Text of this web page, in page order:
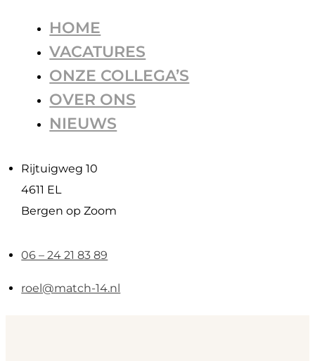
HOME
VACATURES
ONZE COLLEGA’S
OVER ONS
NIEUWS
Rijtuigweg 10
4611 EL
Bergen op Zoom
06 – 24 21 83 89
roel@match-14.nl